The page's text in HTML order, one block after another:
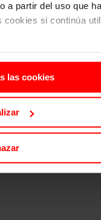
a partir del uso que
si continúa
las cookies